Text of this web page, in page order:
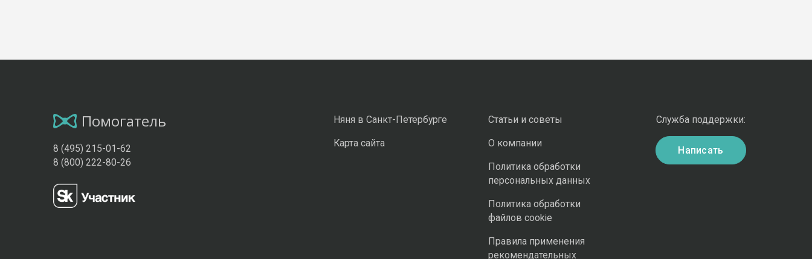
Помогатель
8 (495) 215-01-62
8 (800) 222-80-26
Няня в Санкт-Петербурге
Карта сайта
Статьи и советы
О компании
Политика обработки
персональных данных
Политика обработки
файлов cookie
Правила применения
рекомендательных
Служба поддержки:
Написать